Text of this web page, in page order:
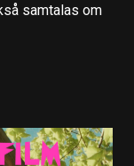
samtalas om